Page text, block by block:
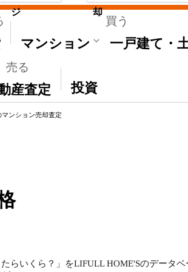
買う
マンション 一戸建て・
売る
産査定
その他
投資
ジ 却
ンション売却査定
らいくら？」をLIFULL HOME'Sのデータ